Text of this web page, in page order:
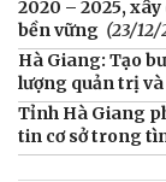
2020 – 2025,
bền vững (23/12/
Hà Giang: Tạo
lượng quản trị
Tỉnh Hà Giang
tin cơ sở trong